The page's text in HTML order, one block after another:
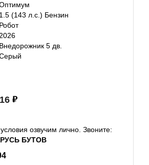
1.5 (143 л.с.) Бензин
Робот
2026
Внедорожник 5 дв.
озвучим лично. Звоните:
БУТОВ